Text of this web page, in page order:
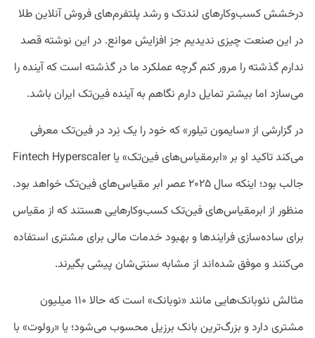
درخشش کسب‌وکارهای لندتک و رشد پلتفرم‌های فروش آنلاین طلا
در این صنعت چیزی ندیدیم جز افزایش موانع. در این نوشته قصد
ندارم گذشته را مرور کنم گرچه عملکرد ما در گذشته است که آینده را
می‌سازد اما بیشتر تمایل دارم نگاهم به آینده فین‌تک ایران باشد.
در گزارشی از «سایمون تیلور» که خود را یک نِرد در فین‌تک معرفی
می‌کند تاکید او بر «ابرمقیاس‌های فین‌تک» یا Fintech Hyperscaler
جالب بود؛ اینکه سال ۲۰۲۵ عصر ابر مقیاس‌های فین‌تک خواهد بود.
منظور از ابرمقیاس‌های فین‌تک کسب‌وکارهایی هستند که از مقیاس
برای ساده‌سازی فرایندها و بهبود خدمات مالی برای مشتری استفاده
می‌کنند و موفق شده‌اند از مشابه سنتی‌شان پیشی بگیرند.
مثالش نئوبانک‌هایی مانند «نوبانک» است که حالا ۱۱۰ میلیون
مشتری دارد و بزرگ‌ترین بانک برزیل محسوب می‌شود؛ یا «رولوت» با